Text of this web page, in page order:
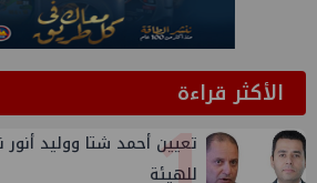
الأكثر قراءة
تعيين أحمد شتا ووليد أنور
للهيئة